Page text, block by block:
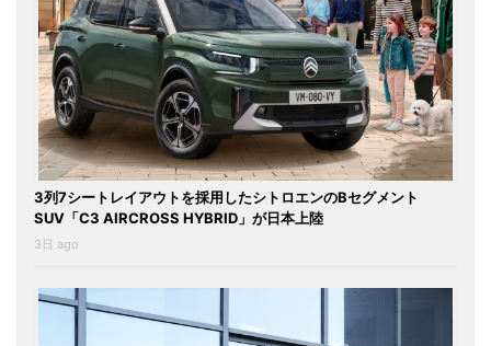
3列7シートレイアウトを採用したシトロエンのBセグメント
SUV「C3 AIRCROSS HYBRID」が日本上陸
3日 ago